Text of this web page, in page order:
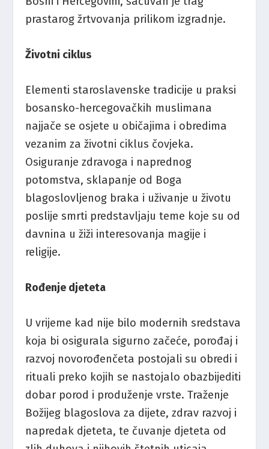
prastarog žrtvovanja prilikom izgradnje.
Životni ciklus
Elementi staroslavenske tradicije u praksi
bosansko-hercegovačkih muslimana
najjače se osjete u običajima i obredima
vezanim za životni ciklus čovjeka.
Osiguranje zdravoga i naprednog
potomstva, sklapanje od Boga
blagoslovljenog braka i uživanje u životu
poslije smrti predstavljaju teme koje su od
davnina u žiži interesovanja magije i
religije.
Rođenje djeteta
U vrijeme kad nije bilo modernih sredstava
koja bi osigurala sigurno začeće, porođaj i
razvoj novorođenčeta postojali su obredi i
rituali preko kojih se nastojalo obazbijediti
dobar porod i produženje vrste. Traženje
Božijeg blagoslova za dijete, zdrav razvoj i
napredak djeteta, te čuvanje djeteta od